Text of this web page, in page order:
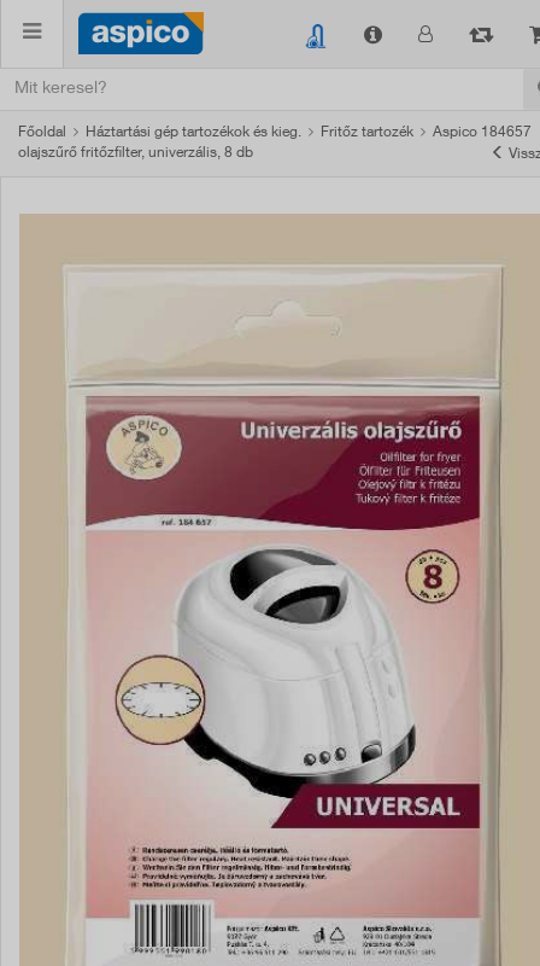
Főoldal Háztartási gép tartozékok és kieg. Fritőz tartozék
Aspico 184657
olajszűrő fritőzfilter, univerzális, 8 db